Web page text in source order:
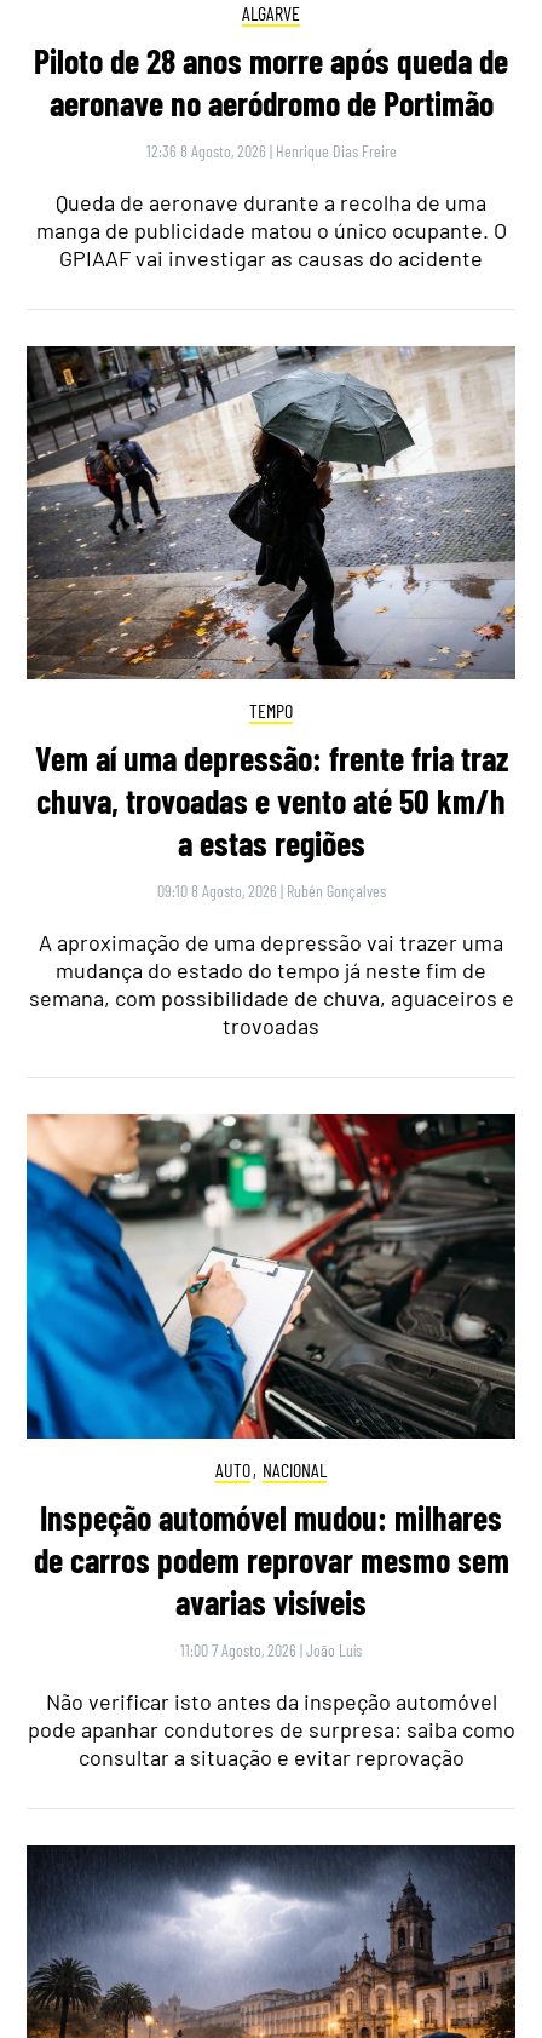
ALGARVE
Piloto de 28 anos morre após queda de
aeronave no aeródromo de Portimão
12:36 8 Agosto, 2026 | Henrique Dias Freire
Queda de aeronave durante a recolha de uma
manga de publicidade matou o único ocupante. O
GPIAAF vai investigar as causas do acidente
TEMPO
Vem aí uma depressão: frente fria traz
chuva, trovoadas e vento até 50 km/h
a estas regiões
09:10 8 Agosto, 2026 | Rubén Gonçalves
A aproximação de uma depressão vai trazer uma
mudança do estado do tempo já neste fim de
semana, com possibilidade de chuva, aguaceiros e
trovoadas
AUTO, NACIONAL
Inspeção automóvel mudou: milhares
de carros podem reprovar mesmo sem
avarias visíveis
11:00 7 Agosto, 2026 |João Luís
Não verificar isto antes da inspeção automóvel
pode apanhar condutores de surpresa: saiba como
consultar a situação e evitar reprovação